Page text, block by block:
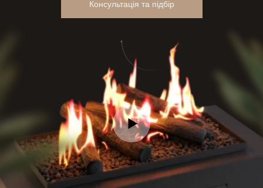
Консультація та підбір